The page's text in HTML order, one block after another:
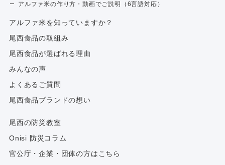
アルファ米の作り方・動画でご説明（6言語対応）
アルファ⽶を知っていますか？
尾西食品の取組み
尾西食品が選ばれる理由
みんなの声
よくあるご質問
尾西食品ブランドの想い
尾西の防災教室
Onisi 防災コラム
官公庁・企業・団体の方はこちら